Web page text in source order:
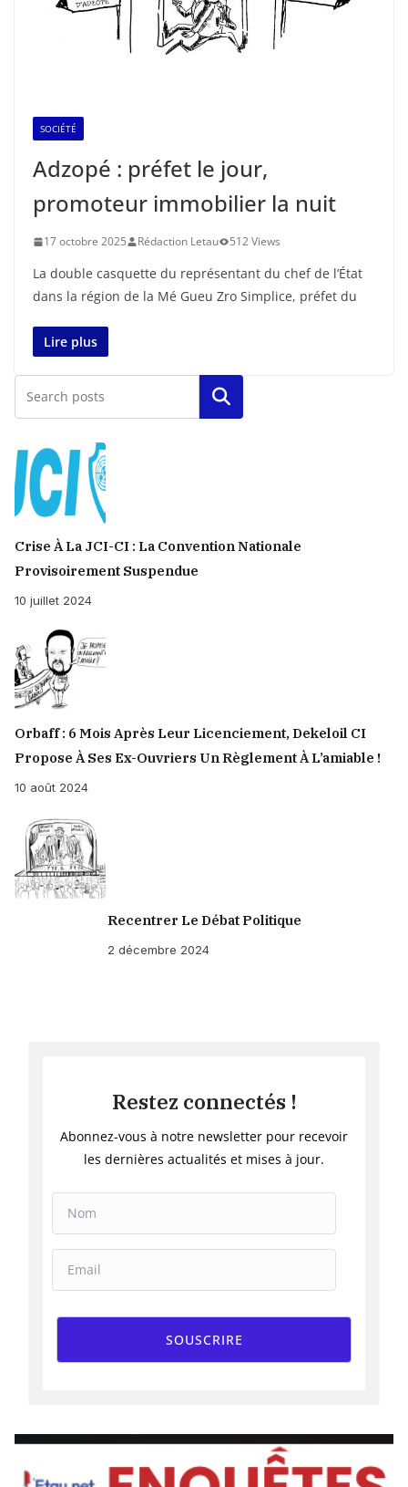
SOCIÉTÉ
Adzopé : préfet le jour,
promoteur immobilier la nuit
17 octobre 2025 Rédaction Letau 512 Views
La double casquette du représentant du chef de l’État
dans la région de la Mé Gueu Zro Simplice, préfet du
Lire plus
Rechercher
Crise À La JCI-CI : La Convention Nationale
Provisoirement Suspendue
10 juillet 2024
Orbaff : 6 Mois Après Leur Licenciement, Dekeloil CI
Propose À Ses Ex-Ouvriers Un Règlement À L’amiable !
10 août 2024
Recentrer Le Débat Politique
2 décembre 2024
Restez connectés !
Abonnez-vous à notre newsletter pour recevoir
les dernières actualités et mises à jour.
SOUSCRIRE